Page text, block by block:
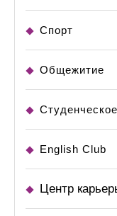
Спорт
Общежитие
English Club
Центр